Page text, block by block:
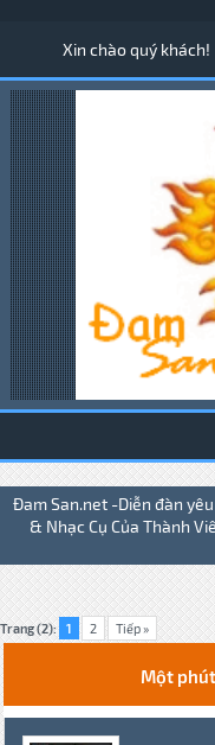
Xin chào quý khách!
Đam San.net -Diễn đàn
& Nhạc Cụ Của Thành
Trang (2): 1 2 Tiếp »
Một